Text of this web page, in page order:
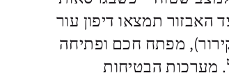
האבזור תמצאו דיפון עור
מפתח חכם ופתיחה
מערכות הבטיחות